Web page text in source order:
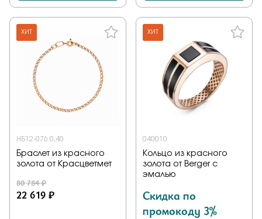
ХИТ
НБ12-076 0,40
Браслет из красного
золота от Красцветмет
80 784 ₽
22 619 ₽
ХИТ
040010
Кольцо из красного
золота от Berger с
эмалью
Скидка по
промокоду 3%